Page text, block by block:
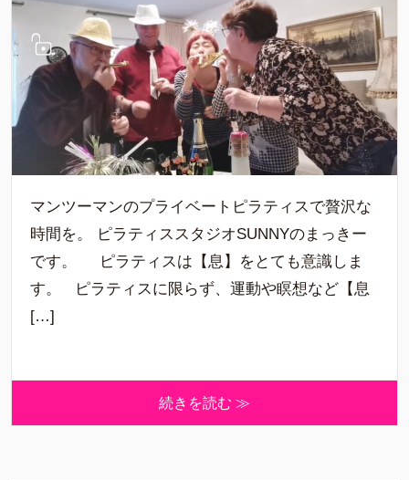
マンツーマンのプライベートピラティスで贅沢な
時間を。 ピラティススタジオSUNNYのまっきー
です。 ピラティスは【息】をとても意識しま
す。 ピラティスに限らず、運動や瞑想など【息
[…]
続きを読む ≫